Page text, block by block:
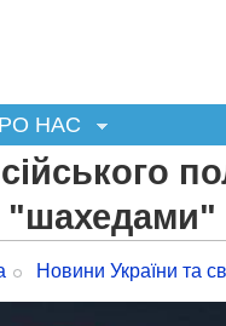
НАС
Новини України та